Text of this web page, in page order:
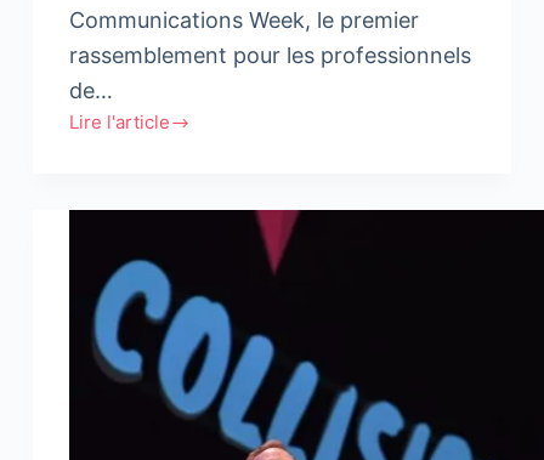
Communications Week, le premier
rassemblement pour les professionnels
de…
Lire l'article
Africa